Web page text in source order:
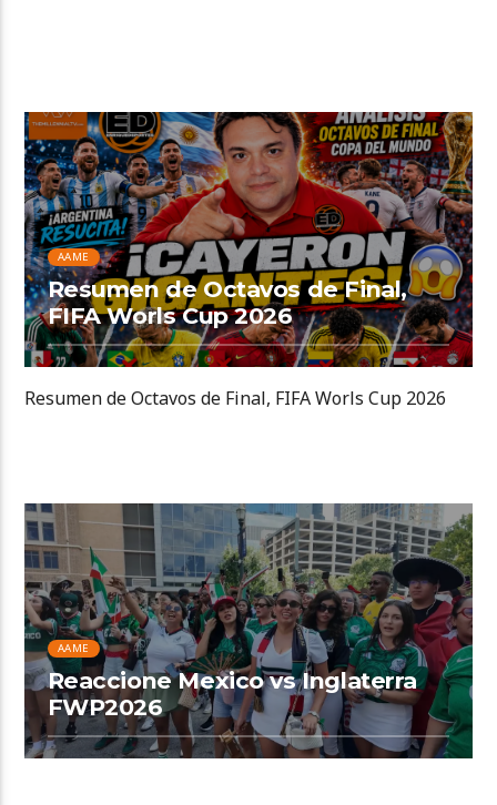
AAME
Resumen de Octavos de Final,
FIFA Worls Cup 2026
Resumen de Octavos de Final, FIFA Worls Cup 2026
AAME
Reaccione Mexico vs Inglaterra
FWP2026